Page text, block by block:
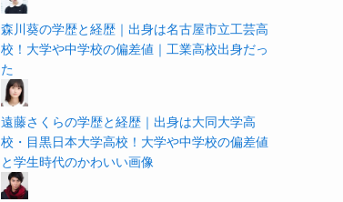
森川葵の学歴と経歴｜出身は名古屋市立工芸高
校！大学や中学校の偏差値｜工業高校出身だっ
た
遠藤さくらの学歴と経歴｜出身は大同大学高
校・目黒日本大学高校！大学や中学校の偏差値
と学生時代のかわいい画像